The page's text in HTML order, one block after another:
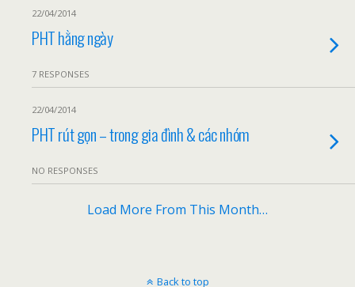
22/04/2014
PHT hằng ngày
7 RESPONSES
22/04/2014
PHT rút gọn – trong gia đình & các nhóm
NO RESPONSES
Load More From This Month…
Back to top